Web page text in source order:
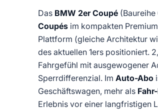
Das BMW 2er Coupé
Coupés im kompakten
Plattform (gleiche Architektur
des aktuellen 1ers positioniert.
Fahrgefühl mit ausgewogener
Sperrdifferenzial. Im Auto-Abo
Geschäftswagen, mehr als
Erlebnis vor einer langfristigen